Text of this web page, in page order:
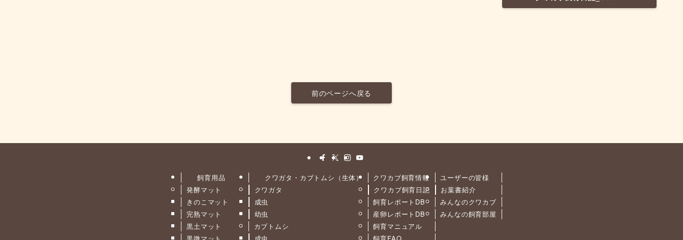
前のページへ戻る
飼育用品
発酵マット
きのこマット
完熟マット
黒土マット
黒微マット
クワガタ・カブトムシ（生体）
クワガタ
成虫
幼虫
カブトムシ
成虫
クワカブ飼育情報
クワカブ飼育日記
飼育レポートDB
産卵レポートDB
飼育マニュアル
飼育FAQ
ユーザーの皆様
お葉書紹介
みんなのクワカブ
みんなの飼育部屋